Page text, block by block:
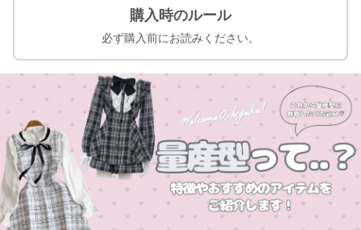
購入時のルール
必ず購入前にお読みください。